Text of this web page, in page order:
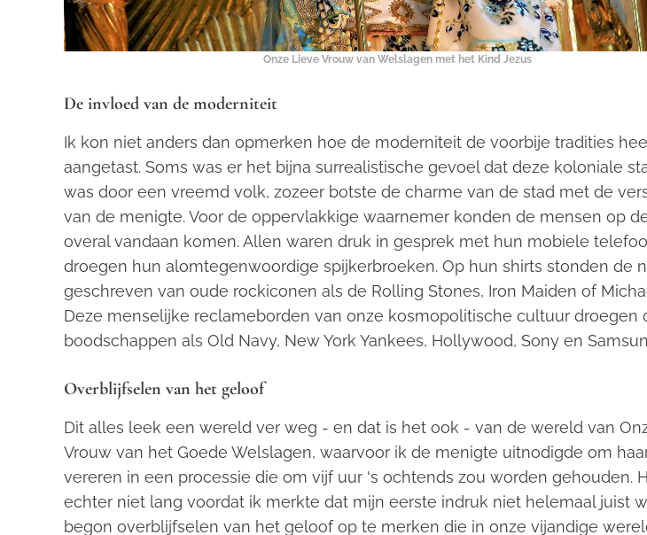
Onze Lieve Vrouw van Welslagen met het Kind Jezus
De invloed van de moderniteit
Ik kon niet anders dan opmerken hoe de moderniteit de voorbije tradities
aangetast. Soms was er het bijna surrealistische gevoel dat deze koloniale
was door een vreemd volk, zozeer botste de charme van de stad met de
van de menigte. Voor de oppervlakkige waarnemer konden de mensen op
overal vandaan komen. Allen waren druk in gesprek met hun mobiele
droegen hun alomtegenwoordige spijkerbroeken. Op hun shirts stonden de
geschreven van oude rockiconen als de Rolling Stones, Iron Maiden of
Deze menselijke reclameborden van onze kosmopolitische cultuur droegen
boodschappen als Old Navy, New York Yankees, Hollywood, Sony en
Overblijfselen van het geloof
Dit alles leek een wereld ver weg - en dat is het ook - van de wereld van
Vrouw van het Goede Welslagen, waarvoor ik de menigte uitnodigde om
vereren in een processie die om vijf uur 's ochtends zou worden gehouden.
echter niet lang voordat ik merkte dat mijn eerste indruk niet helemaal juist
begon overblijfselen van het geloof op te merken die in onze vijandige